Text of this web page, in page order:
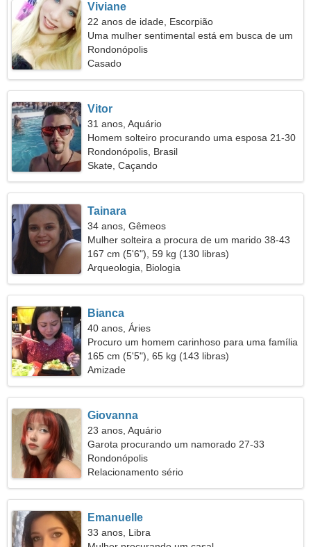
Viviane
22 anos de idade, Escorpião
Uma mulher sentimental está em busca de um
amor verdadeiro
Rondonópolis
Casado
Vitor
31 anos, Aquário
Homem solteiro procurando uma esposa 21-30
Rondonópolis, Brasil
Skate, Caçando
Tainara
34 anos, Gêmeos
Mulher solteira a procura de um marido 38-43
167 cm (5'6"), 59 kg (130 libras)
Arqueologia, Biologia
Bianca
40 anos, Áries
Procuro um homem carinhoso para uma família
165 cm (5'5"), 65 kg (143 libras)
Amizade
Giovanna
23 anos, Aquário
Garota procurando um namorado 27-33
Rondonópolis
Relacionamento sério
Emanuelle
33 anos, Libra